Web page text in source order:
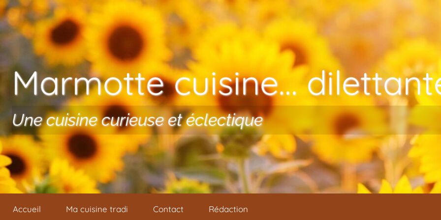
Aller au contenu
Marmotte cuisine…
Une cuisine curieuse et éclectique
Accueil Ma cuisine tradi Contact Rédaction